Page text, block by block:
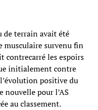
terrain avait été
musculaire survenu fin
contrecarré les espoirs
initialement contre
positive du
nouvelle pour l’AS
au classement.